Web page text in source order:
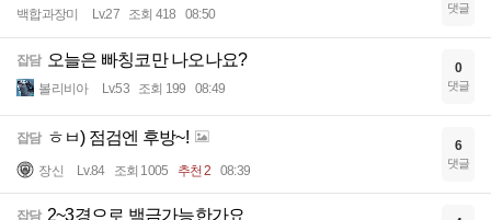
백합과장미 Lv.27 조회 418 08:50 댓글
잡담 오늘은 빠칭코만 나오나요?
볼리비아 Lv.53 조회 199 08:49
0
댓글
잡담 ㅎㅂ) 점검엔 후방~!
장신 Lv.84 조회 1005 추천 2 08:39
6
댓글
잡담 2~3경으로 백금가능한가요